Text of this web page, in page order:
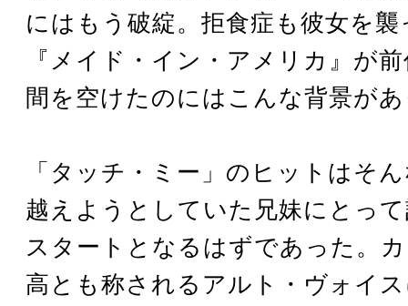
にはもう破綻。拒食症も彼女を
『メイド・イン・アメリカ』が
間を空けたのにはこんな背景が
「タッチ・ミー」のヒットはそ
越えようとしていた兄妹にとっ
スタートとなるはずであった。
高とも称されるアルト・ヴォイ